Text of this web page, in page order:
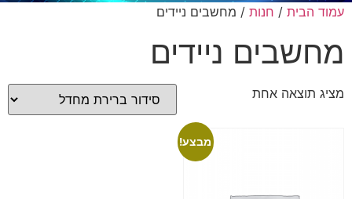
עמוד הבית / חנות / מחשבים ניידים
מחשבים ניידים
מציג תוצאה אחת
מבצע!